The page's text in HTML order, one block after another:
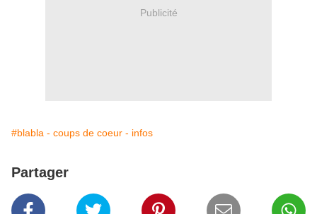
Publicité
#blabla - coups de coeur - infos
Partager